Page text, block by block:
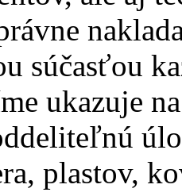
súčasťou
ukazuje
plastov,